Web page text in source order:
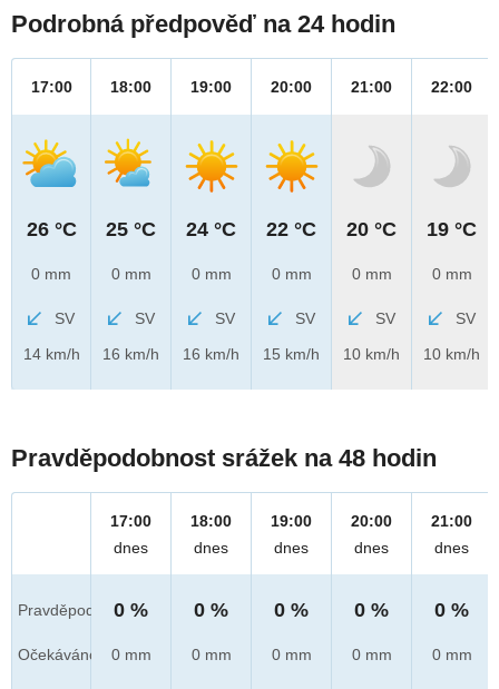
Podrobná předpověď na 24 hodin
17:00
26 °C
0 mm
SV
14 km/h
18:00
25 °C
0 mm
SV
16 km/h
19:00
24 °C
0 mm
SV
16 km/h
20:00
22 °C
0 mm
SV
15 km/h
21:00
20 °C
0 mm
SV
10 km/h
22:00
19 °C
0 mm
SV
10 km/h
Pravděpodobnost srážek na 48 hodin
Pravděpod.
Očekáváno
17:00
dnes
0 %
0 mm
18:00
dnes
0 %
0 mm
19:00
dnes
0 %
0 mm
20:00
dnes
0 %
0 mm
21:00
dnes
0 %
0 mm